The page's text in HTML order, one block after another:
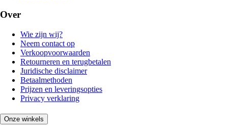
Over
Wie zijn wij?
Neem contact op
Verkoopvoorwaarden
Retourneren en terugbetalen
Juridische disclaimer
Betaalmethoden
Prijzen en leveringsopties
Privacy verklaring
Onze winkels